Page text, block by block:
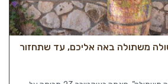
משתולה באה אליכם, עד שתחזור